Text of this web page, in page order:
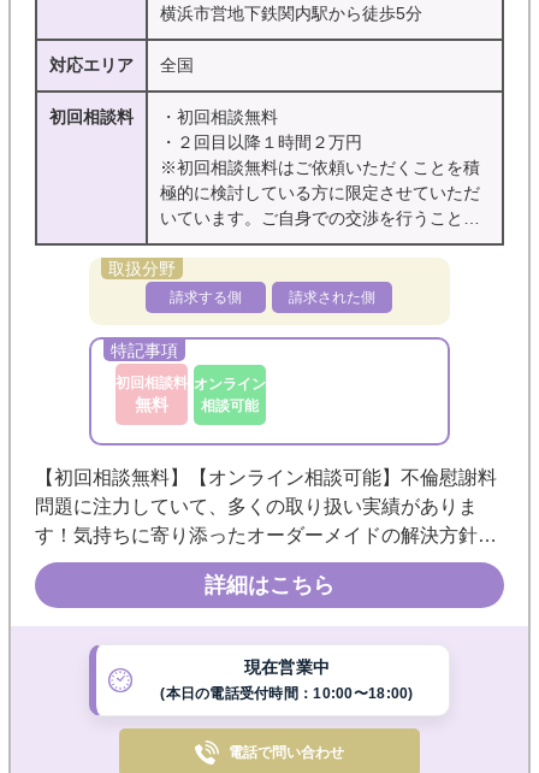
横浜市営地下鉄関内駅から徒歩5分
対応エリア 全国
初回相談料
・初回相談無料
・２回目以降１時間２万円
※初回相談無料はご依頼いただくことを積
極的に検討している方に限定させていただ
いています。ご自身での交渉を行うことを
前提としたご相談の場合には、初回無料相
談の対象外になっています。
※ご相談内容により初回相談無料の対象外
のものがございます。
※繁忙状況によりご相談をお受けできない
ことがございます。
請求する側 請求された側
初回相談料
無料
オンライン
相談可能
【初回相談無料】【オンライン相談可能】不倫慰謝料
問題に注力していて、多くの取り扱い実績がありま
す！気持ちに寄り添ったオーダーメイドの解決方針を
目指しています。相談しやすい雰囲気づくりを心掛け
ていますので、まずはお気軽にご相談ください。
詳細はこちら
現在営業中
(本日の電話受付時間：10:00〜18:00)
電話で問い合わせ